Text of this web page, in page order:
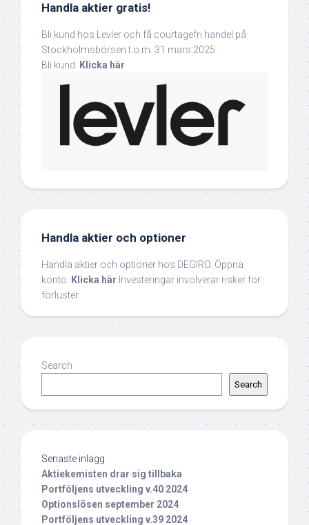
Handla aktier gratis!
Bli kund hos Levler och få courtagefri handel på
Stockholmsbörsen t.o.m. 31 mars 2025.
Bli kund: Klicka här
Handla aktier och optioner
Handla aktier och optioner hos DEGIRO. Öppna
konto: Klicka här Investeringar involverar risker för
förluster.
Search
Search
Senaste inlägg
Aktiekemisten drar sig tillbaka
Portföljens utveckling v.40 2024
Optionslösen september 2024
Portföljens utveckling v.39 2024